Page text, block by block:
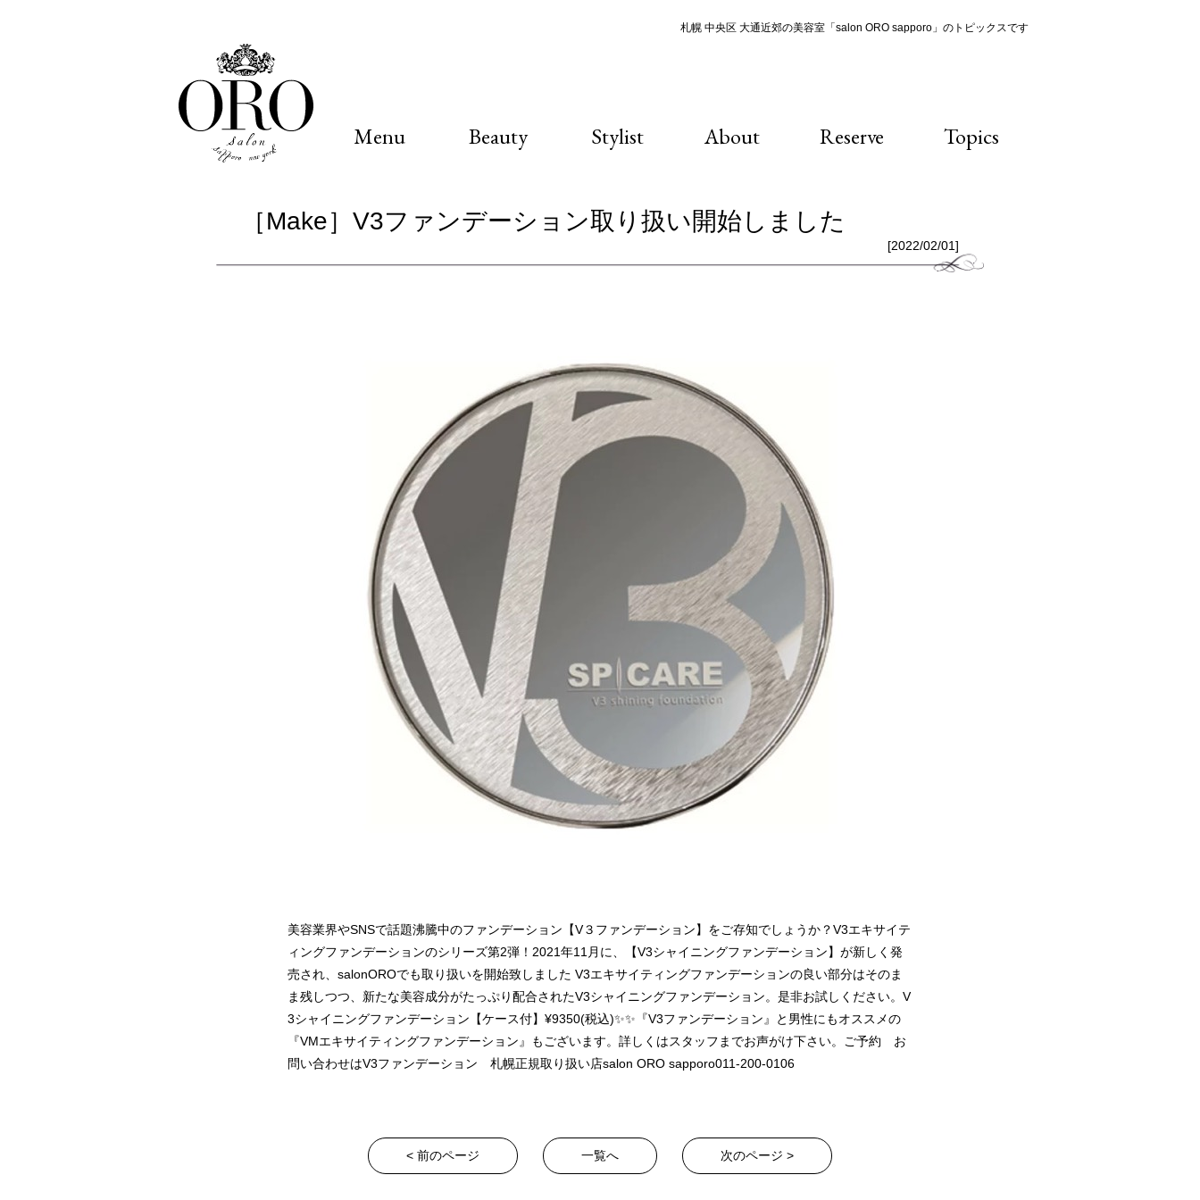
札幌 中央区 大通近郊の美容室「salon ORO sapporo」のトピックスです
Menu Beauty Stylist About Reserve Topics
［Make］V3ファンデーション取り扱い開始しました
[2022/02/01]
美容業界やSNSで話題沸騰中のファンデーション【V３ファンデーション】をご存知でしょうか？V3エキサイテ
ィングファンデーションのシリーズ第2弾！2021年11月に、【V3シャイニングファンデーション】が新しく発
売され、salonOROでも取り扱いを開始致しました V3エキサイティングファンデーションの良い部分はそのま
ま残しつつ、新たな美容成分がたっぷり配合されたV3シャイニングファンデーション。是非お試しください。V
3シャイニングファンデーション【ケース付】¥9350(税込)✨✨『V3ファンデーション』と男性にもオススメの
『VMエキサイティングファンデーション』もございます。詳しくはスタッフまでお声がけ下さい。ご予約 お
問い合わせはV3ファンデーション 札幌正規取り扱い店salon ORO sapporo011-200-0106
< 前のページ 一覧へ 次のページ >